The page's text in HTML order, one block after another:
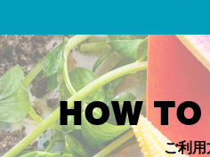
HOW
ご利用